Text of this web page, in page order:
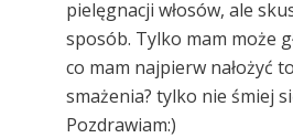
pielęgnacji włosów, ale
sposób. Tylko mam może
co mam najpierw nałożyć
smażenia? tylko nie śmiej
Pozdrawiam:)